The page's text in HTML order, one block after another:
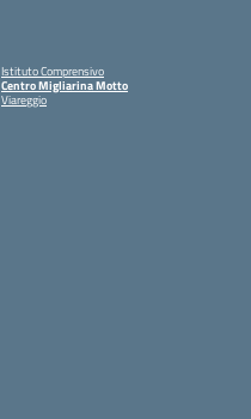
Istituto Comprensivo
Centro Migliarina Motto
Viareggio